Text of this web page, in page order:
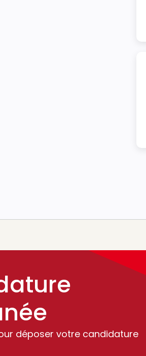
déposer votre candidature